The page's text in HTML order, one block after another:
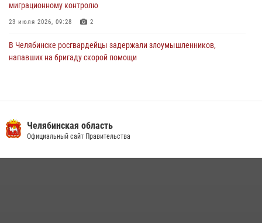
миграционному контролю
23 июля 2026, 09:28 2
В Челябинске росгвардейцы задержали злоумышленников,
напавших на бригаду скорой помощи
13 июля 2026, 03:02 5
Челябинская область
Официальный сайт Правительства